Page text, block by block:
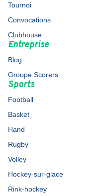
Tournoi
Convocations
Clubhouse
Entreprise
Blog
Groupe Scorers
Sports
Football
Basket
Hand
Rugby
Volley
Hockey-sur-glace
Rink-hockey